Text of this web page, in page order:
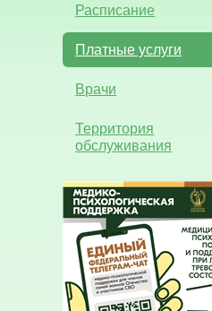
Расписание
Платные услуги
Врачи
Территория
обслуживания